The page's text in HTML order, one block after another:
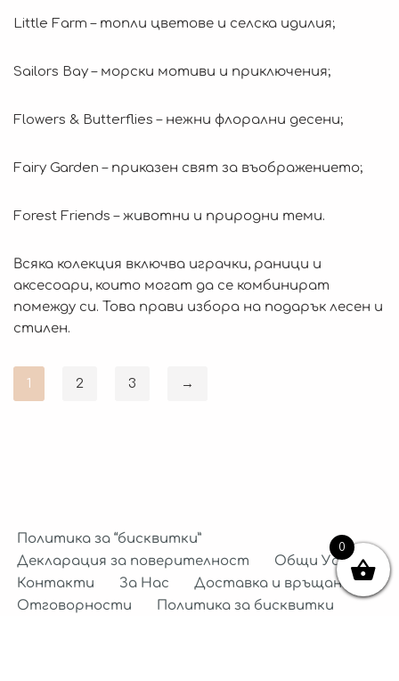
Little Farm – топли цветове и селска идилия;
Sailors Bay – морски мотиви и приключения;
Flowers & Butterflies – нежни флорални десени;
Fairy Garden – приказен свят за въображението;
Forest Friends – животни и природни теми.
Всяка колекция включва играчки, раници и
аксесоари, които могат да се комбинират
помежду си. Това прави избора на подарък лесен и
стилен.
1 2 3 →
Политика за “бисквитки”
Декларация за поверителност
Общи Условия
Контакти
За Нас
Доставка и връщане
Отговорности
Политика за бисквитки
0